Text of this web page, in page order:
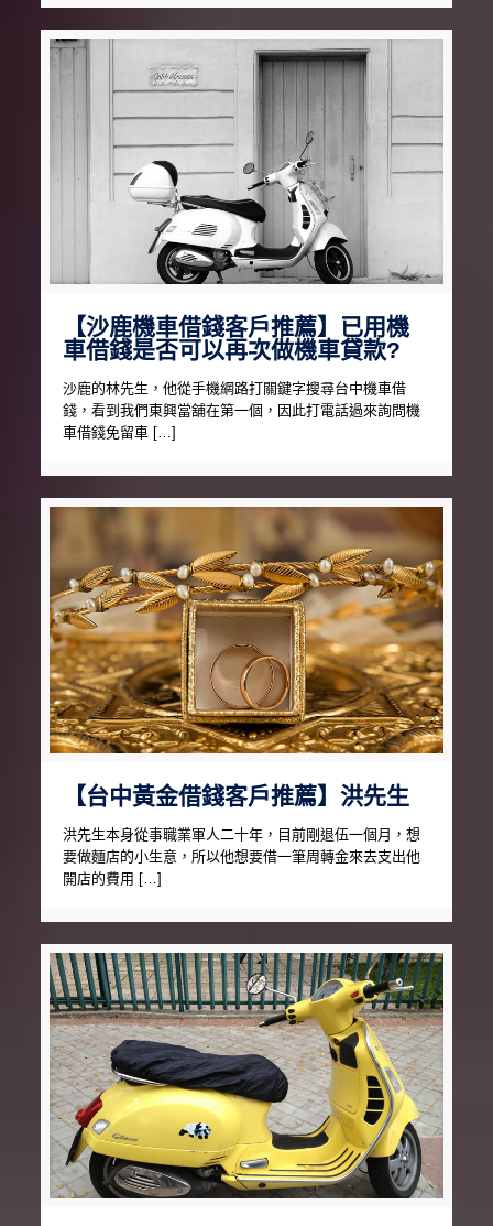
【沙鹿機車借錢客戶推薦】已用機
車借錢是否可以再次做機車貸款?
沙鹿的林先生，他從手機網路打關鍵字搜尋台中機車借
錢，看到我們東興當舖在第一個，因此打電話過來詢問機
車借錢免留車 […]
【台中黃金借錢客戶推薦】洪先生
洪先生本身從事職業軍人二十年，目前剛退伍一個月，想
要做麵店的小生意，所以他想要借一筆周轉金來去支出他
開店的費用 […]